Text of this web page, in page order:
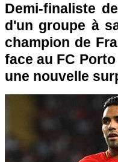
Demi-finaliste
d'un groupe à
champion de
face au FC
une nouvelle